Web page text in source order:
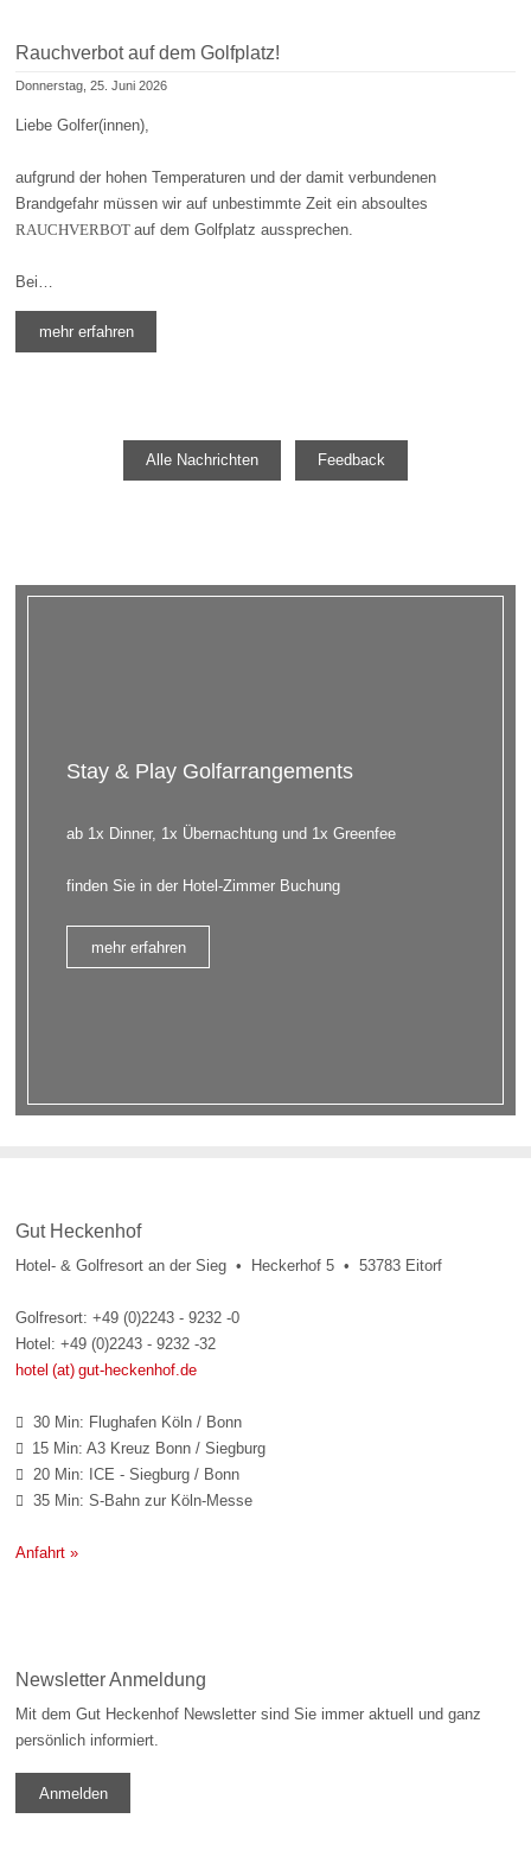
Rauchverbot auf dem Golfplatz!
Donnerstag, 25. Juni 2026
Liebe Golfer(innen),
aufgrund der hohen Temperaturen und der damit verbundenen
Brandgefahr müssen wir auf unbestimmte Zeit ein absoultes
RAUCHVERBOTauf dem Golfplatz aussprechen.
Bei…
mehr erfahren
Alle Nachrichten Feedback
Stay & Play Golfarrangements
ab 1x Dinner, 1x Übernachtung und 1x Greenfee
finden Sie in der Hotel-Zimmer Buchung
mehr erfahren
Gut Heckenhof
Hotel- & Golfresort an der Sieg • Heckerhof 5 • 53783 Eitorf
Golfresort: +49 (0)2243 - 9232 -0
Hotel: +49 (0)2243 - 9232 -32
hotel (at) gut-heckenhof.de
 30 Min: Flughafen Köln / Bonn
 15 Min: A3 Kreuz Bonn / Siegburg
 20 Min: ICE - Siegburg / Bonn
 35 Min: S-Bahn zur Köln-Messe
Anfahrt »
Newsletter Anmeldung
Mit dem Gut Heckenhof Newsletter sind Sie immer aktuell und ganz
persönlich informiert.
Anmelden